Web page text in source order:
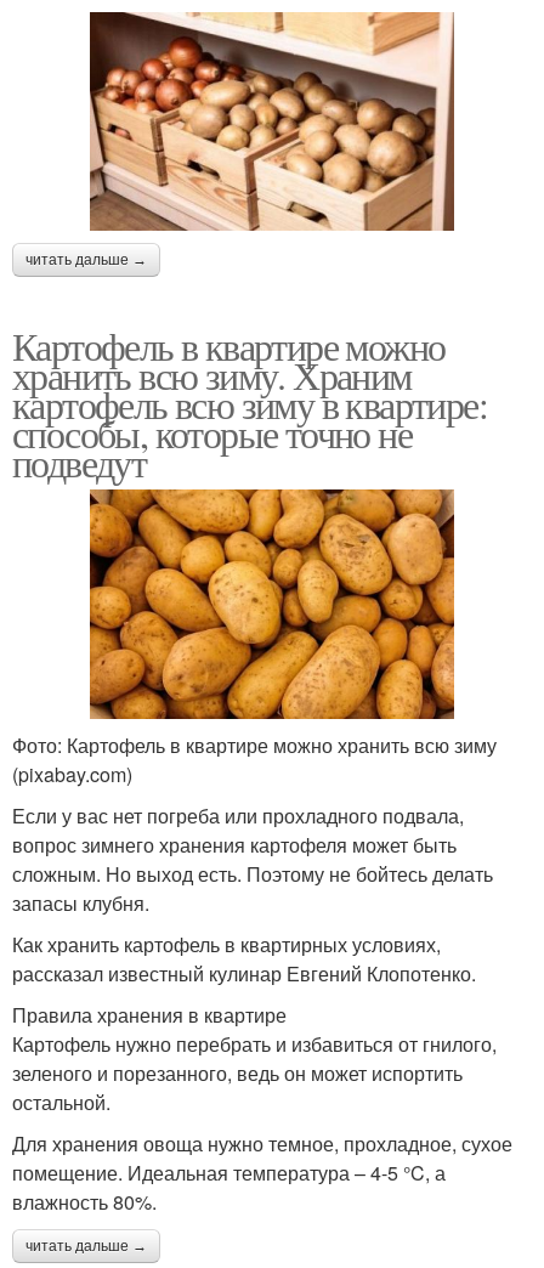
читать дальше →
Картофель в квартире можно
хранить всю зиму. Храним
картофель всю зиму в квартире:
способы, которые точно не
подведут
Фото: Картофель в квартире можно хранить всю зиму
(pixabay.com)
Если у вас нет погреба или прохладного подвала,
вопрос зимнего хранения картофеля может быть
сложным. Но выход есть. Поэтому не бойтесь делать
запасы клубня.
Как хранить картофель в квартирных условиях,
рассказал известный кулинар Евгений Клопотенко.
Правила хранения в квартире
Картофель нужно перебрать и избавиться от гнилого,
зеленого и порезанного, ведь он может испортить
остальной.
Для хранения овоща нужно темное, прохладное, сухое
помещение. Идеальная температура – 4-5 °C, а
влажность 80%.
читать дальше →